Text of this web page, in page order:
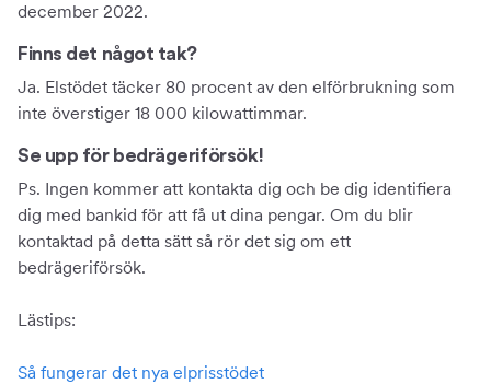
december 2022.
Finns det något tak?
Ja. Elstödet täcker 80 procent av den elförbrukning som
inte överstiger 18 000 kilowattimmar.
Se upp för bedrägeriförsök!
Ps. Ingen kommer att kontakta dig och be dig identifiera
dig med bankid för att få ut dina pengar. Om du blir
kontaktad på detta sätt så rör det sig om ett
bedrägeriförsök.
Lästips:
Så fungerar det nya elprisstödet